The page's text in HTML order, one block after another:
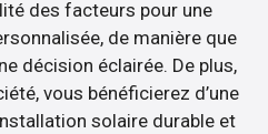
des facteurs pour une
de manière que
décision éclairée. De plus,
vous bénéficierez d’une
solaire durable et